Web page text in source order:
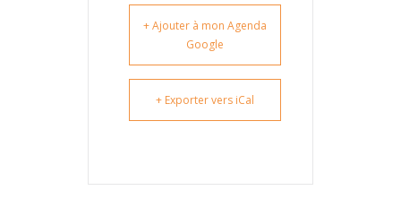
+ Ajouter à mon Agenda
Google
+ Exporter vers iCal